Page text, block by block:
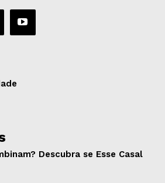
Descubra se Esse Casal